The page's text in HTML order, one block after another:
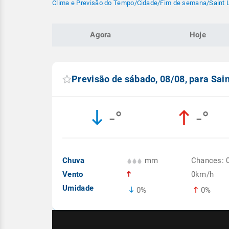
Clima e Previsão do Tempo/Cidade/Fim de semana/Saint
Agora Hoje
Previsão de sábado, 08/08, para
-° -°
Chuva
Vento
Umidade
mm
0%
Chances:
0km/h
0%